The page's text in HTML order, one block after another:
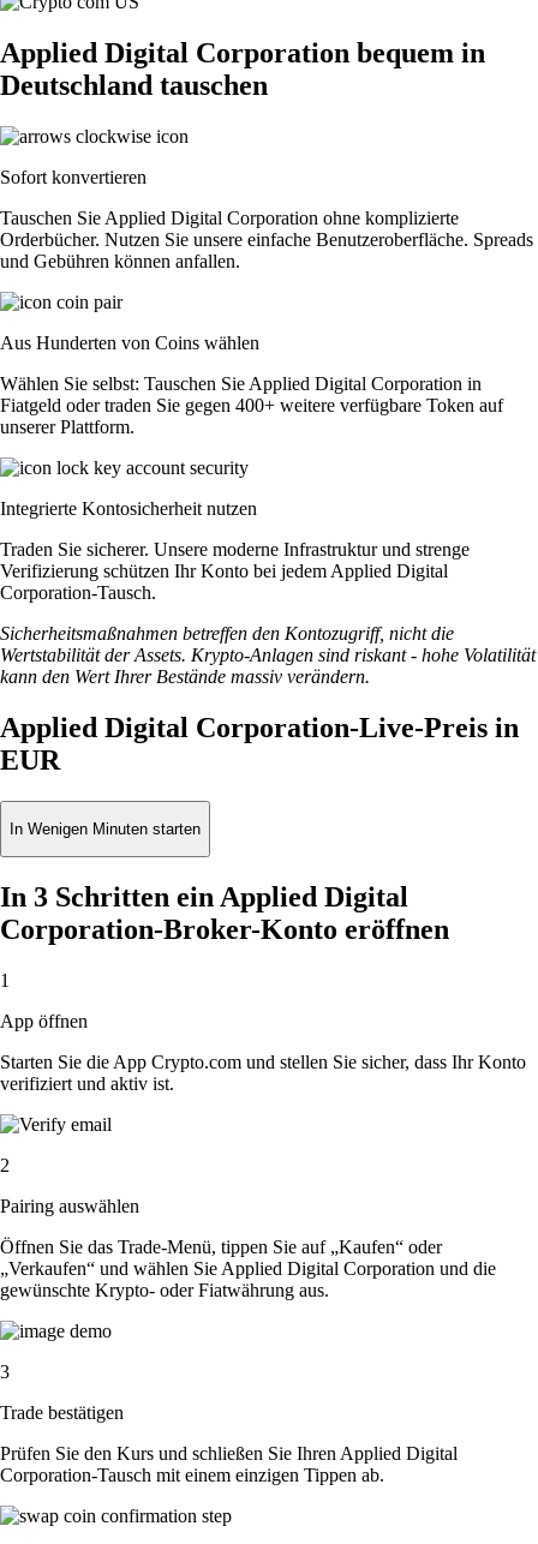
Applied Digital Corporation bequem in
Deutschland tauschen
Sofort konvertieren
Tauschen Sie Applied Digital Corporation ohne komplizierte
Orderbücher. Nutzen Sie unsere einfache Benutzeroberfläche. Spreads
und Gebühren können anfallen.
Aus Hunderten von Coins wählen
Wählen Sie selbst: Tauschen Sie Applied Digital Corporation in
Fiatgeld oder traden Sie gegen 400+ weitere verfügbare Token auf
unserer Plattform.
Integrierte Kontosicherheit nutzen
Traden Sie sicherer. Unsere moderne Infrastruktur und strenge
Verifizierung schützen Ihr Konto bei jedem Applied Digital
Corporation-Tausch.
Sicherheitsmaßnahmen betreffen den Kontozugriff, nicht die
Wertstabilität der Assets. Krypto-Anlagen sind riskant - hohe Volatilität
kann den Wert Ihrer Bestände massiv verändern.
Applied Digital Corporation-Live-Preis in
EUR
In Wenigen Minuten starten
In 3 Schritten ein Applied Digital
Corporation-Broker-Konto eröffnen
1
App öffnen
Starten Sie die App Crypto.com und stellen Sie sicher, dass Ihr Konto
verifiziert und aktiv ist.
2
Pairing auswählen
Öffnen Sie das Trade-Menü, tippen Sie auf „Kaufen“ oder
„Verkaufen“ und wählen Sie Applied Digital Corporation und die
gewünschte Krypto- oder Fiatwährung aus.
3
Trade bestätigen
Prüfen Sie den Kurs und schließen Sie Ihren Applied Digital
Corporation-Tausch mit einem einzigen Tippen ab.